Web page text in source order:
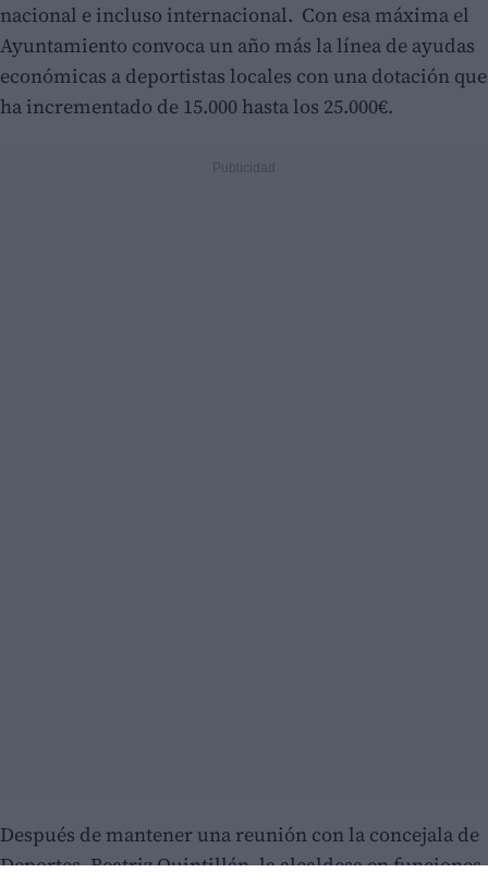
nacional e incluso internacional. Con esa máxima el
Ayuntamiento convoca un año más la línea de ayudas
económicas a deportistas locales con una dotación que
ha incrementado de 15.000 hasta los 25.000€.
Después de mantener una reunión con la concejala de
Deportes, Beatriz Quintillán, la alcaldesa en funciones,